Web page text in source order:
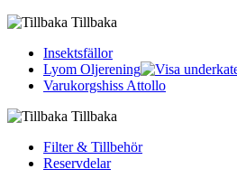
Tillbaka
Insektsfällor
Lyom Oljerening
Varukorgshiss Attollo
Tillbaka
Filter & Tillbehör
Reservdelar